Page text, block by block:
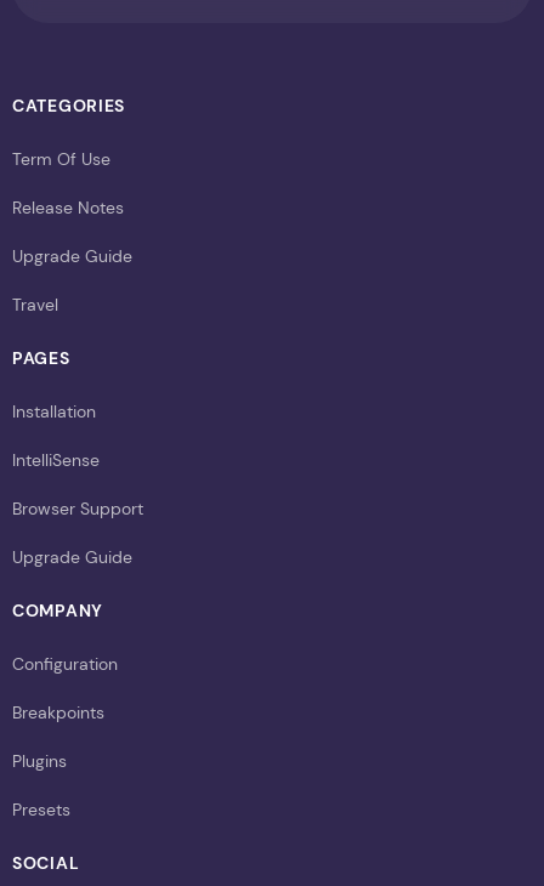
CATEGORIES
Term Of Use
Release Notes
Upgrade Guide
Travel
PAGES
Installation
IntelliSense
Browser Support
Upgrade Guide
COMPANY
Configuration
Breakpoints
Plugins
Presets
SOCIAL